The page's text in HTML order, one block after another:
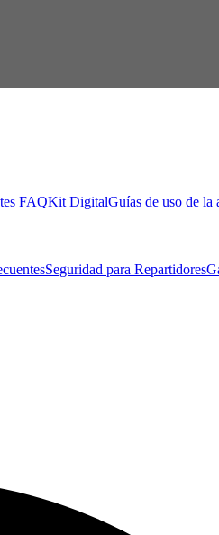
FAQKit DigitalGuías de uso de la
Seguridad para Repartidores